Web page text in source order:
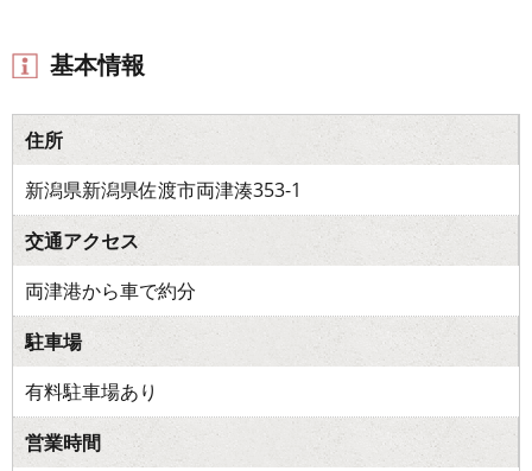
基本情報
住所
新潟県新潟県佐渡市両津湊353-1
交通アクセス
両津港から車で約分
駐車場
有料駐車場あり
営業時間